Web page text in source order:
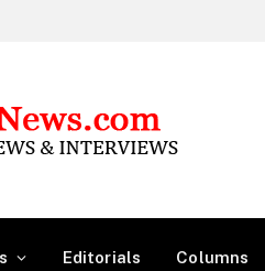
Editorials Columns